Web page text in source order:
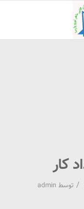
کار
/ توسط admin